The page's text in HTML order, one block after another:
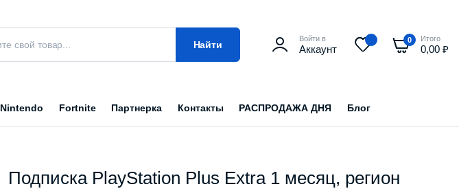
Найти
Войти в
Аккаунт
0 Итого
0,00₽
Nintendo Fortnite Партнерка Контакты РАСПРОДАЖА ДНЯ Блог
Подписка PlayStation Plus Extra 1 месяц, регион